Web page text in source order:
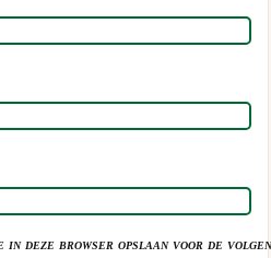
in deze browser opslaan voor de